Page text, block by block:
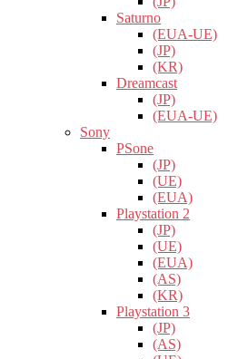
Saturno
(EUA-UE)
(JP)
(KR)
Dreamcast
(JP)
(EUA-UE)
Sony
PSone
(JP)
(UE)
(EUA)
Playstation 2
(JP)
(UE)
(EUA)
(AS)
(KR)
Playstation 3
(JP)
(AS)